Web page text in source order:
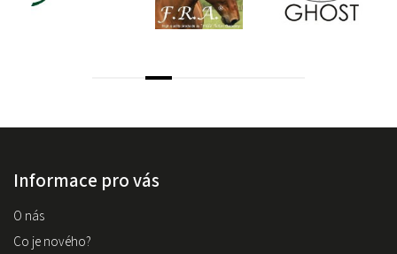
Informace pro vás
O nás
Co je nového?